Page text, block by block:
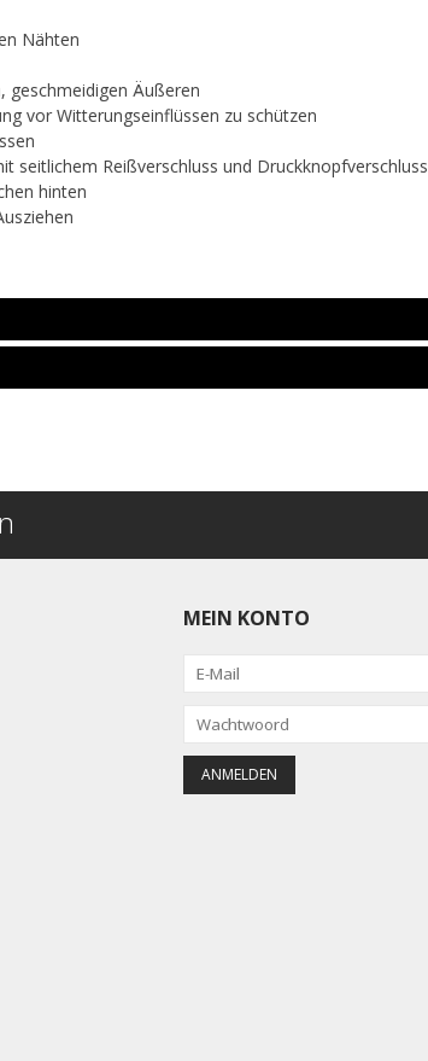
Nähten
geschmeidigen Äußeren
vor Witterungseinflüssen zu schützen
seitlichem Reißverschluss und Druckknopfverschluss
hinten
MEIN KONTO